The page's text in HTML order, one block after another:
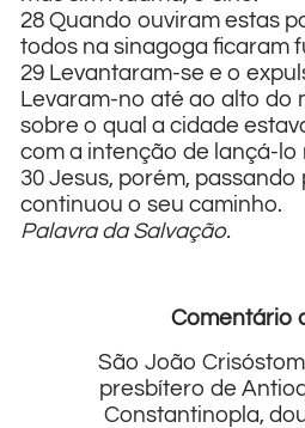
28 Quando ouviram estas
todos na sinagoga ficaram
29 Levantaram-se e o
Levaram-no até ao alto do
sobre o qual a cidade
com a intenção de lançá-lo
30 Jesus, porém, passando
continuou o seu caminho.
Palavra da Salvação.
Comentário
São João
presbítero de
Constantinopla,